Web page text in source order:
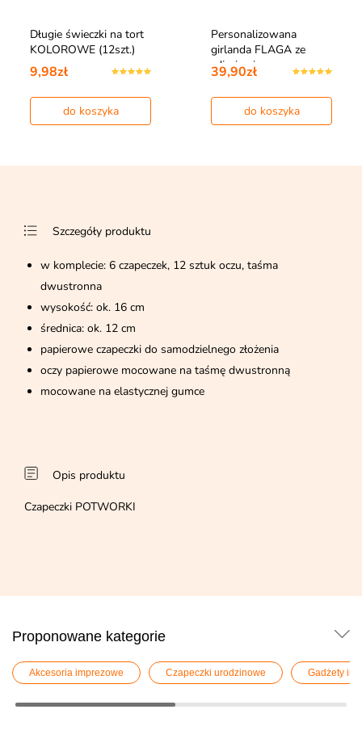
Długie świeczki na tort
KOLOROWE (12szt.)
9,98zł
do koszyka
Personalizowana
girlanda FLAGA ze
zdjęciami
39,90zł
do koszyka
Szczegóły produktu
w komplecie: 6 czapeczek, 12 sztuk oczu, taśma
dwustronna
wysokość: ok. 16 cm
średnica: ok. 12 cm
papierowe czapeczki do samodzielnego złożenia
oczy papierowe mocowane na taśmę dwustronną
mocowane na elastycznej gumce
Opis produktu
Czapeczki POTWORKI
Proponowane kategorie
Akcesoria imprezowe Czapeczki urodzinowe Gadżety